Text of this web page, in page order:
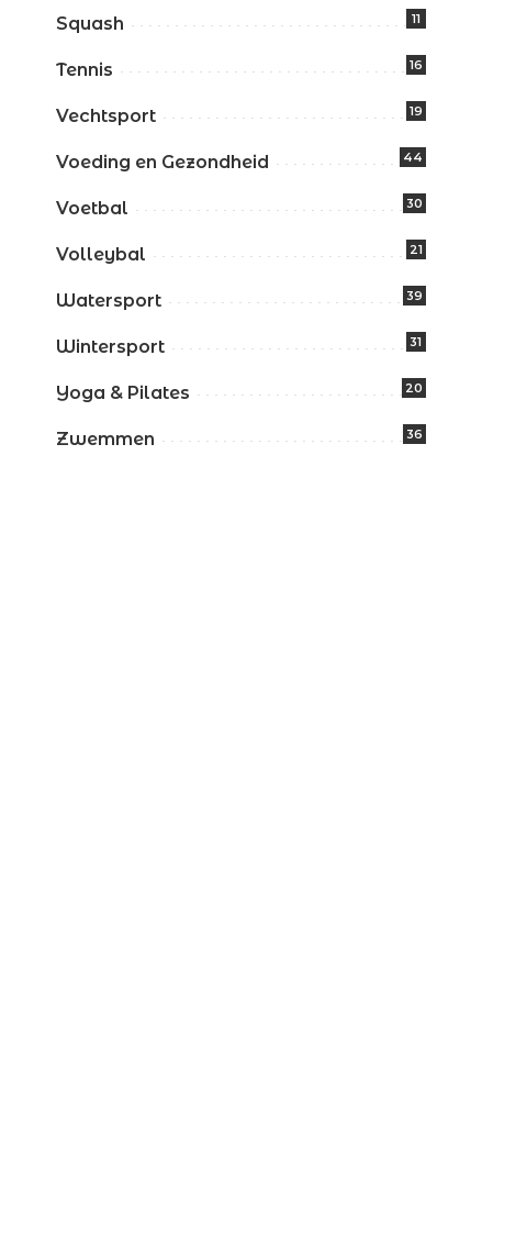
Squash 11
Tennis 16
Vechtsport 19
Voeding en Gezondheid 44
Voetbal 30
Volleybal 21
Watersport 39
Wintersport 31
Yoga & Pilates 20
Zwemmen 36